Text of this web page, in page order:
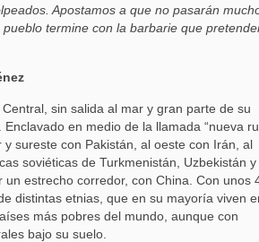
Apostamos a que no pasarán
termine con la barbarie que
sin salida al mar y gran parte de su
en medio de la llamada “nueva
y sureste con Pakistán, al oeste con Irán, al
soviéticas de Turkmenistán, Uzbekistán y
un estrecho corredor, con China. Con unos
distintas etnias, que en su mayoría viven
más pobres del mundo, aunque con
bajo su suelo.